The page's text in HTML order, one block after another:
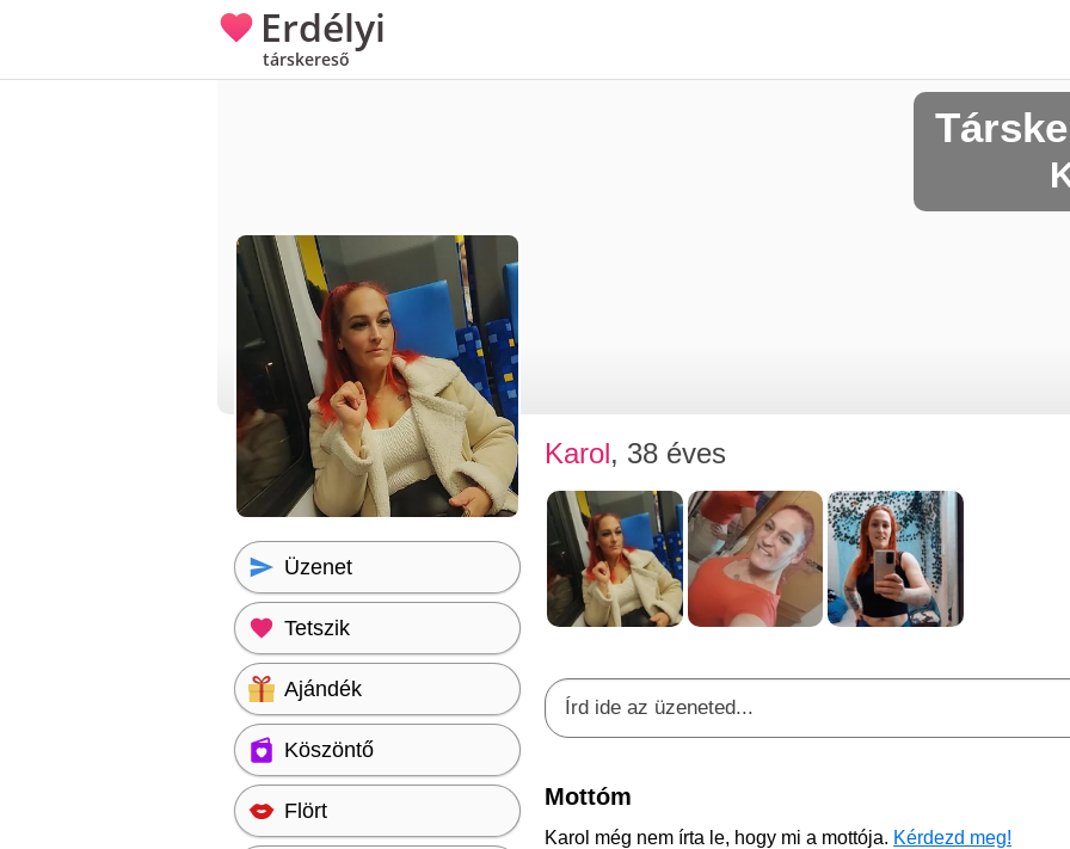
Erdélyi
társkereső
Karol, 38 éves
Mottóm
Karol még nem írta le, hogy mi a mottója. Kérdezd meg!
Üzenet
Tetszik
Ajándék
Köszöntő
Flört